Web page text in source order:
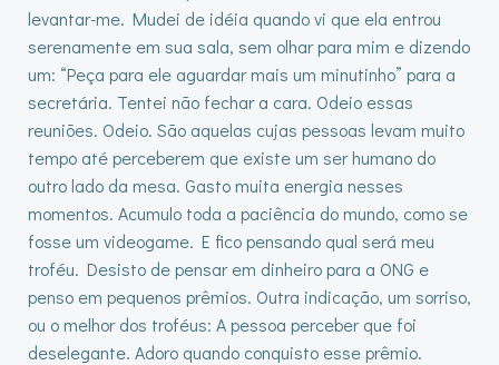
levantar-me. Mudei de idéia quando vi que ela entrou
serenamente em sua sala, sem olhar para mim e dizendo
um: “Peça para ele aguardar mais um minutinho” para a
secretária. Tentei não fechar a cara. Odeio essas
reuniões. Odeio. São aquelas cujas pessoas levam muito
tempo até perceberem que existe um ser humano do
outro lado da mesa. Gasto muita energia nesses
momentos. Acumulo toda a paciência do mundo, como se
fosse um videogame. E fico pensando qual será meu
troféu. Desisto de pensar em dinheiro para a ONG e
penso em pequenos prêmios. Outra indicação, um sorriso,
ou o melhor dos troféus: A pessoa perceber que foi
deselegante. Adoro quando conquisto esse prêmio.